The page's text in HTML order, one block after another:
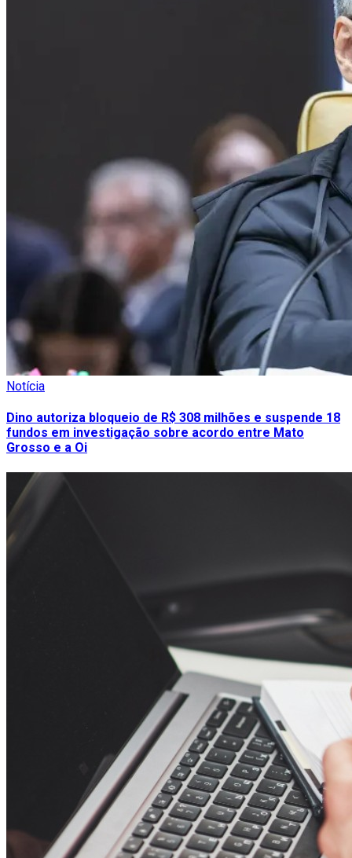
Notícia
Dino autoriza bloqueio de R$ 308 milhões e suspende 18
fundos em investigação sobre acordo entre Mato
Grosso e a Oi